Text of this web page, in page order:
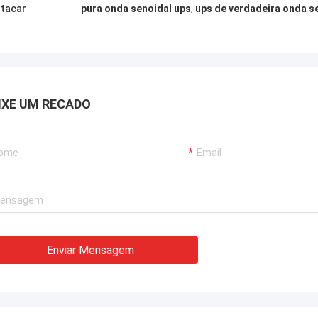
pura onda senoidal ups, ups de verdadeira onda
UM RECADO
Enviar Mensagem